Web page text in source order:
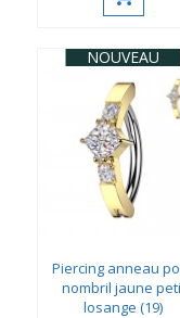
NOUVEAU
Piercing anneau
nombril jaune
losange (19)